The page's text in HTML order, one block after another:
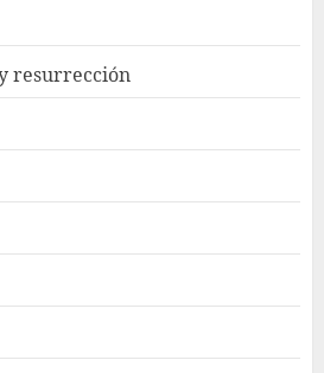
resurrección